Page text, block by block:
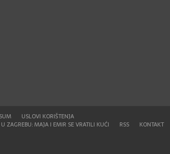
USLOVI KORIŠTENJA
ZAGREBU: MAJA I EMIR SE VRATILI KUĆI
RSS KONTAKT